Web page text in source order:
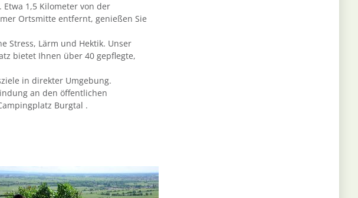
Etwa 1,5 Kilometer von der
Ortsmitte entfernt, genießen Sie
Stress, Lärm und Hektik. Unser
bietet Ihnen über 40 gepflegte,
in direkter Umgebung.
an den öffentlichen
Burgtal .